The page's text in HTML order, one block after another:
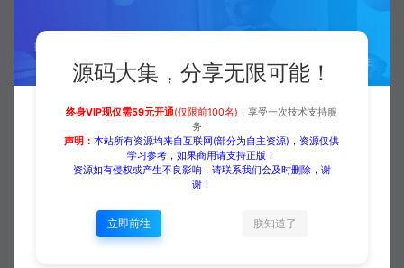
当前内容需要登录后下载
登录购买 升级会员
收藏 (0) 打赏 点赞 (0 )
源码大集，分享无限可能！
终身VIP现仅需59元开通(仅限前100名) ，享受一次技术支持服
务！
声明：本站所有资源均来自互联网(部分为自主资源)，资源仅供
学习参考，如果商用请支持正版！
资源如有侵权或产生不良影响，请联系我们会及时删除，谢
谢！
立即前往 朕知道了